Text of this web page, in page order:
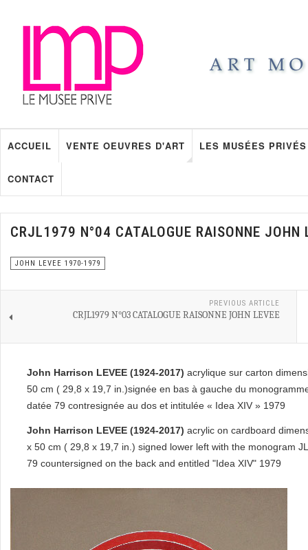
ACCUEIL VENTE OEUVRES D'ART LES MUSÉES PRIVÉS
CONTACT
CRJL1979 N°04 CATALOGUE RAISONNE JOHN
JOHN LEVEE 1970-1979
PREVIOUS ARTICLE
CRJL1979 N°03 CATALOGUE RAISONNE JOHN LEVEE
John Harrison LEVEE (1924-2017) acrylique sur carton
50 cm ( 29,8 x 19,7 in.)signée en bas à gauche du
datée 79 contresignée au dos et intitulée « Idea XIV » 1979
John Harrison LEVEE (1924-2017) acrylic on cardboard
x 50 cm ( 29,8 x 19,7 in.) signed lower left with the monogram
79 countersigned on the back and entitled "Idea XIV" 1979